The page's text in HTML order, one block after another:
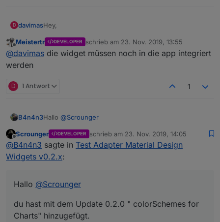
D davimasHey,
Gerade ein neues Projekt angelegt und die Widgets
rübergezogen. Im Editor ist alles da - wenn ich dann
Offline
Meistertr DEVELOPER schrieb am 23. Nov. 2019, 13:55
zuletzt editiert von
@davimas die widget müssen noch in die app integriert
werden
D 1 Antwort 1
B4n4n3Hallo @Scrounger
du hast mit dem Update 0.2.0 " colorSchemes for
Charts" hinzugefügt.
Hierzu hab ich eine Frage: Kann ich die Farbangaben
wird angewendet?
Offline
Scrounger DEVELOPER schrieb am 23. Nov. 2019, 14:05
zuletzt editiert von
@B4n4n3 sagte in Test Adapter Material Design
Widgets v0.2.x:
Hallo @Scrounger
du hast mit dem Update 0.2.0 " colorSchemes for
Charts" hinzugefügt.